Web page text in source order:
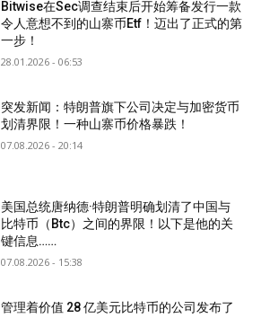
Bitwise在Sec调查结束后开始筹备发行一款
令人意想不到的山寨币Etf！迈出了正式的第
一步！
28.01.2026 - 06:53
突发新闻：特朗普旗下公司决定与加密货币
划清界限！一种山寨币价格暴跌！
07.08.2026 - 20:14
美国总统唐纳德·特朗普明确划清了中国与
比特币（Btc）之间的界限！以下是他的关
键信息……
07.08.2026 - 15:38
管理着价值 28 亿美元比特币的公司发布了